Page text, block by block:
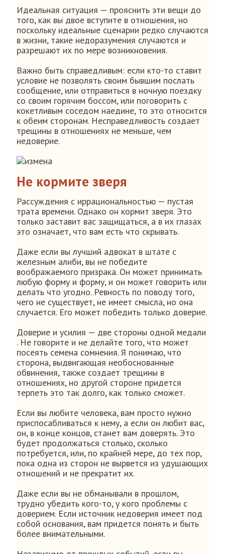
Идеальная ситуация — прояснить эти вещи до
того, как вы двое вступите в отношения, но
поскольку идеальные сценарии редко случаются
в жизни, такие недоразумения случаются и
разрешают их по мере возникновения.
Важно быть справедливым: если кто-то ставит
условие не позволять своим бывшим послать
сообщение, или отправиться в ночную поездку
со своим горячим боссом, или поговорить с
кокетливым соседом наедине, то это относится
к обеим сторонам. Несправедливость создает
трещины в отношениях не меньше, чем
недоверие.
Не кормите зверя
Рассуждения с иррациональностью — пустая
трата времени. Однако он кормит зверя. Это
только заставит вас защищаться, а в их глазах
это означает, что вам есть что скрывать.
Даже если вы лучший адвокат в штате с
железным алиби, вы не победите
воображаемого призрака. Он может принимать
любую форму и форму, и он может говорить или
делать что угодно. Ревность по поводу того,
чего не существует, не имеет смысла, но она
случается. Его может победить только доверие.
Доверие и усилия — две стороны одной медали
. Не говорите и не делайте того, что может
посеять семена сомнения. Я понимаю, что
сторона, выдвигающая необоснованные
обвинения, также создает трещины в
отношениях, но другой стороне придется
терпеть это так долго, как только сможет.
Если вы любите человека, вам просто нужно
приспосабливаться к нему, а если он любит вас,
он, в конце концов, станет вам доверять. Это
будет продолжаться столько, сколько
потребуется, или, по крайней мере, до тех пор,
пока одна из сторон не вырвется из удушающих
отношений и не прекратит их.
Даже если вы не обманывали в прошлом,
трудно убедить кого-то, у кого проблемы с
доверием. Если источник недоверия имеет под
собой основания, вам придется понять и быть
более внимательными.